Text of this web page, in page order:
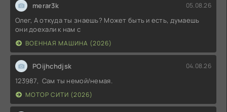
merar3k 05.08.26
Олег, А откуда ты знаешь? Может быть и есть, думаешь
они доехали к нам с
ВОЕННАЯ МАШИНА (2026)
POijhchdjsk 04.08.26
123987, Сам ты немой/немая.
МОТОР СИТИ (2026)